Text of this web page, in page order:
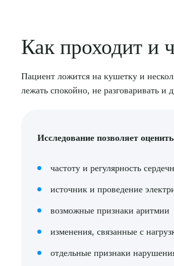
Как проходит и
Пациент ложится на кушетку и
лежать спокойно, не разговаривать
Исследование позволяет
частоту и регулярность
источник и проведение
возможные признаки аритмии
изменения, связанные с
отдельные признаки